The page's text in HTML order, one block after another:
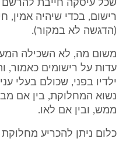
שכל עיסקה חייבת
רישום, בכדי שיהיה אמין,
(הדגשה לא במקור).
משום מה, לא השכילה
עדות על רישומים כאמור,
ילדיו בפני, שכולם בעלי
נשוא המחלוקת, בין אם
ממש, ובין אם לאו.
כלום ניתן להכריע